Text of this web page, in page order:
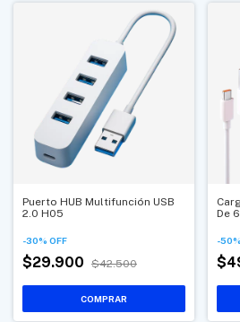
Puerto HUB Multifunción USB
2.0 H05
-30% OFF
$29.900 $42.500
De
-50%